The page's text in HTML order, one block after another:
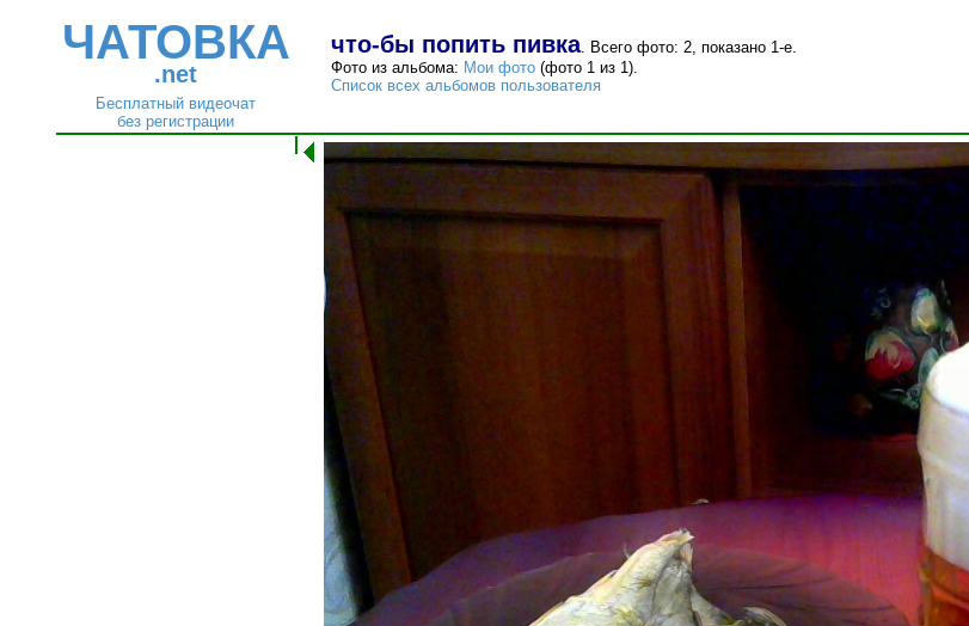
ЧАТОВКА
.net
Бесплатный видеочат
без регистрации
что-бы попить пивка. Всего фото: 2, показано 1-е.
Фото из альбома: Мои фото (фото 1 из 1).
Список всех альбомов пользователя